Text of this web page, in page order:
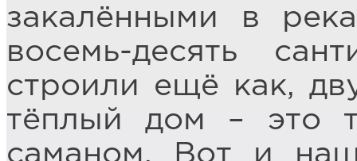
закалёнными в
восемь-десять
строили ещё как,
тёплый дом – это
саманом. Вот и